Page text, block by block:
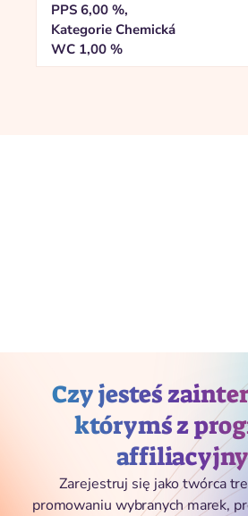
PPS 6,00 %,
Kategorie Chemická
WC 1,00 %
Czy jesteś
którymś z
Zarejestruj się jako twórca
promowaniu wybranych marek,